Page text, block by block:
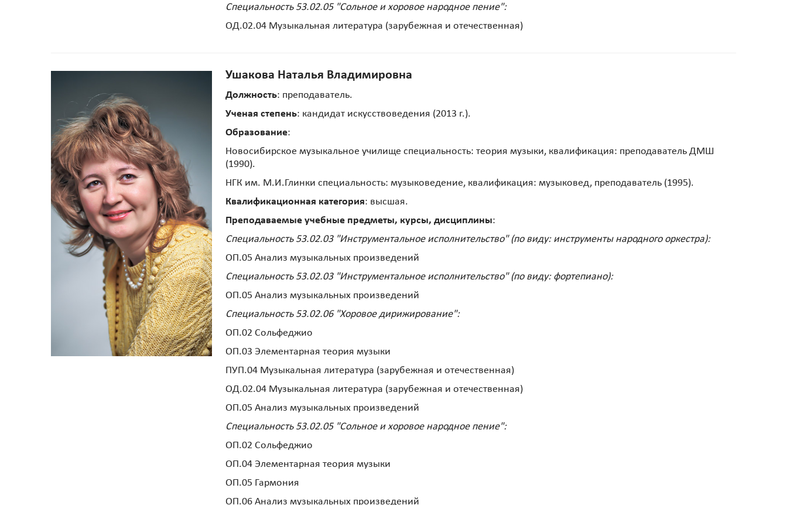
Специальность 53.02.05 "Сольное и хоровое народное пение":
ОД.02.04 Музыкальная литература (зарубежная и отечественная)
Ушакова Наталья Владимировна
Должность: преподаватель.
Ученая степень: кандидат искусствоведения (2013 г.).
Образование:
Новосибирское музыкальное училище специальность: теория музыки, квалификация: преподаватель ДМШ
(1990).
НГК им. М.И.Глинки специальность: музыковедение, квалификация: музыковед, преподаватель (1995).
Квалификационная категория: высшая.
Преподаваемые учебные предметы, курсы, дисциплины:
Специальность 53.02.03 "Инструментальное исполнительство" (по виду: инструменты народного оркестра):
ОП.05 Анализ музыкальных произведений
Специальность 53.02.03 "Инструментальное исполнительство" (по виду: фортепиано):
ОП.05 Анализ музыкальных произведений
Специальность 53.02.06 "Хоровое дирижирование":
ОП.02 Сольфеджио
ОП.03 Элементарная теория музыки
ПУП.04 Музыкальная литература (зарубежная и отечественная)
ОД.02.04 Музыкальная литература (зарубежная и отечественная)
ОП.05 Анализ музыкальных произведений
Специальность 53.02.05 "Сольное и хоровое народное пение":
ОП.02 Сольфеджио
ОП.04 Элементарная теория музыки
ОП.05 Гармония
ОП.06 Анализ музыкальных произведений